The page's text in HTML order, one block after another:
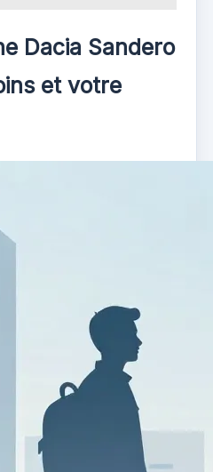
Dacia Sandero
et votre